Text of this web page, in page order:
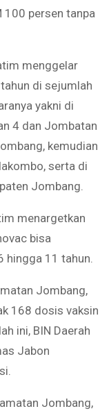
100 persen tanpa
menggelar
di sejumlah
yakni di
4 dan Jombatan
kemudian
serta di
Jombang.
menargetkan
bisa
hingga 11 tahun.
Jombang,
168 dosis vaksin
ini, BIN Daerah
Jabon
Jombang,